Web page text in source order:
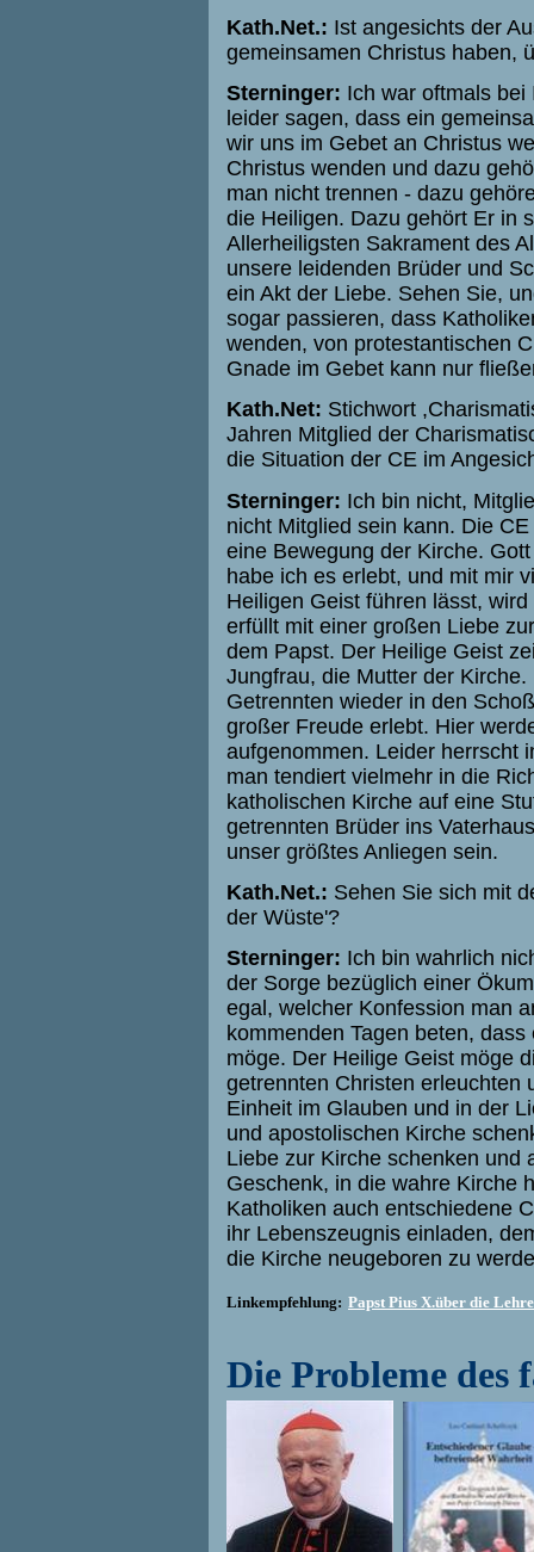
Kath.Net.: Ist angesichts der
gemeinsamen Christus haben,
Sterninger: Ich war oftmals
leider sagen, dass ein
wir uns im Gebet an Christus
Christus wenden und dazu
man nicht trennen - dazu
die Heiligen. Dazu gehört Er in
Allerheiligsten Sakrament des
unsere leidenden Brüder und
ein Akt der Liebe. Sehen Sie,
sogar passieren, dass
wenden, von protestantischen
Gnade im Gebet kann nur
Kath.Net: Stichwort
Jahren Mitglied der
die Situation der CE im
Sterninger: Ich bin nicht,
nicht Mitglied sein kann. Die
eine Bewegung der Kirche.
habe ich es erlebt, und mit mir
Heiligen Geist führen lässt,
erfüllt mit einer großen Liebe
dem Papst. Der Heilige Geist
Jungfrau, die Mutter der
Getrennten wieder in den
großer Freude erlebt. Hier
aufgenommen. Leider herrscht
man tendiert vielmehr in die
katholischen Kirche auf eine
getrennten Brüder ins
unser größtes Anliegen sein.
Kath.Net.: Sehen Sie sich mit
der Wüste'?
Sterninger: Ich bin wahrlich
der Sorge bezüglich einer
egal, welcher Konfession man
kommenden Tagen beten,
möge. Der Heilige Geist möge
getrennten Christen erleuchten
Einheit im Glauben und in der
und apostolischen Kirche
Liebe zur Kirche schenken und
Geschenk, in die wahre Kirche
Katholiken auch entschiedene
ihr Lebenszeugnis einladen,
die Kirche neugeboren zu
Linkempfehlung: Papst Pius X.über die
Die Probleme des